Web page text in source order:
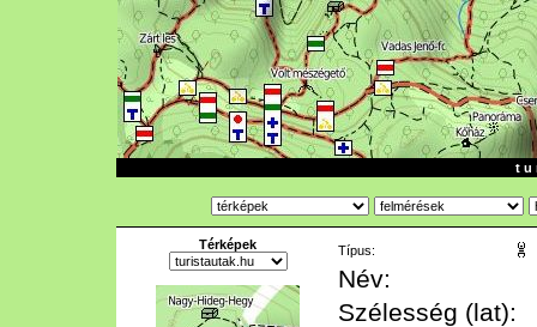
t u
Térképek Típus:
Név:
Szélesség (lat):